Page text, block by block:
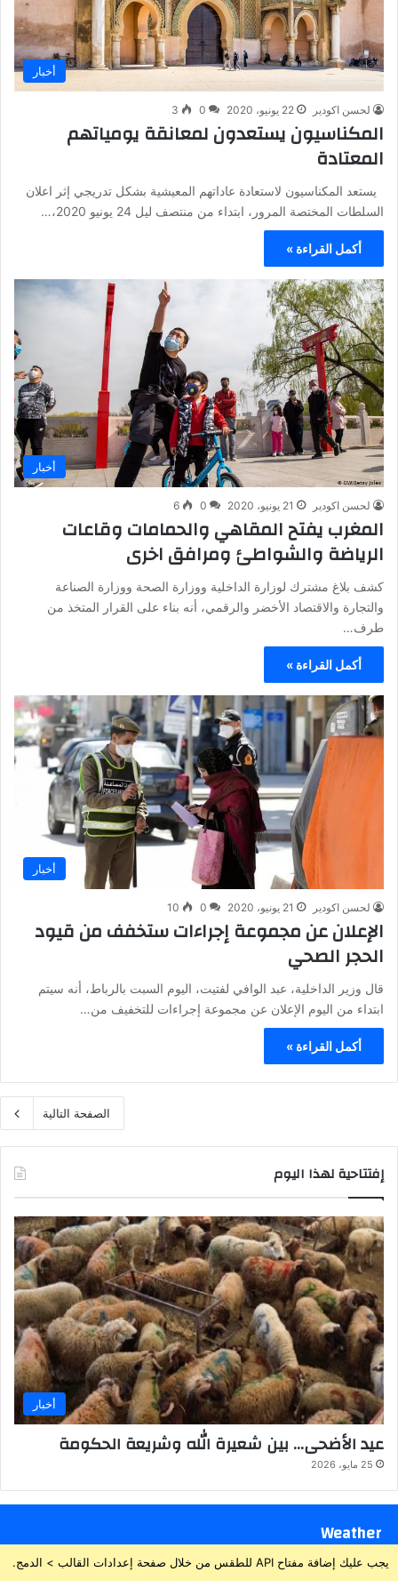
أخبار
لحسن اكودير 22 يونيو، 2020 0
3
المكناسيون يستعدون لمعانقة يومياتهم
المعتادة
يستعد المكناسيون لاستعادة عاداتهم المعيشية بشكل تدريجي إثر اعلان
السلطات المختصة المرور، ابتداء من منتصف ليل 24 يونيو 2020،…
أكمل القراءة »
أخبار
لحسن اكودير 21 يونيو، 2020 0
6
المغرب يفتح المقاهي والحمامات وقاعات
الرياضة والشواطئ ومرافق اخرى
كشف بلاغ مشترك لوزارة الداخلية ووزارة الصحة ووزارة الصناعة
والتجارة والاقتصاد الأخضر والرقمي، أنه بناء على القرار المتخذ من
طرف…
أكمل القراءة »
أخبار
لحسن اكودير 21 يونيو، 2020 0
10
الإعلان عن مجموعة إجراءات ستخفف من قيود
الحجر الصحي
قال وزير الداخلية، عبد الوافي لفتيت، اليوم السبت بالرباط، أنه سيتم
ابتداء من اليوم الإعلان عن مجموعة إجراءات للتخفيف من…
أكمل القراءة »
الصفحة التالية
إفتتاحية لهذا اليوم
أخبار
عيد الأضحى… بين شعيرة الله وشريعة الحكومة
25 مايو، 2026
Weather
يجب عليك إضافة مفتاح API للطقس من خلال صفحة إعدادات القالب > الدمج.